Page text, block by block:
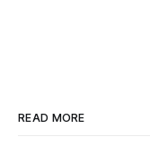
READ MORE